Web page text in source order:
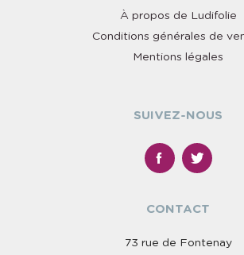
À propos de Ludifolie
Conditions générales de
Mentions légales
SUIVEZ-NOUS
CONTACT
73 rue de Fontenay